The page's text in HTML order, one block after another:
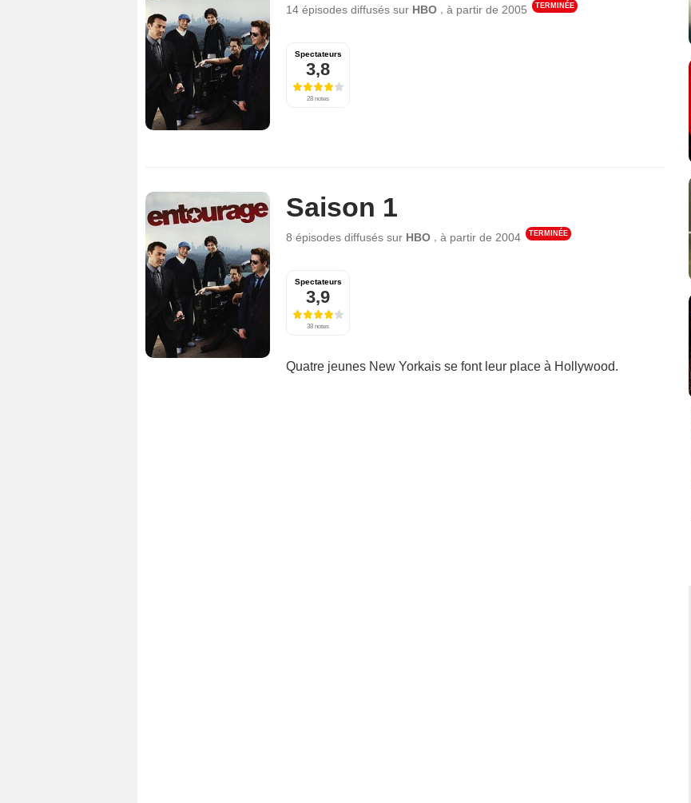
14 épisodes diffusés sur HBO à partir de 2005 TERMINÉE
Spectateurs
3,8
28 notes
Saison 1
8 épisodes diffusés sur HBO à partir de 2004 TERMINÉE
Spectateurs
3,9
38 notes
Quatre jeunes New Yorkais se font leur place à Hollywood.